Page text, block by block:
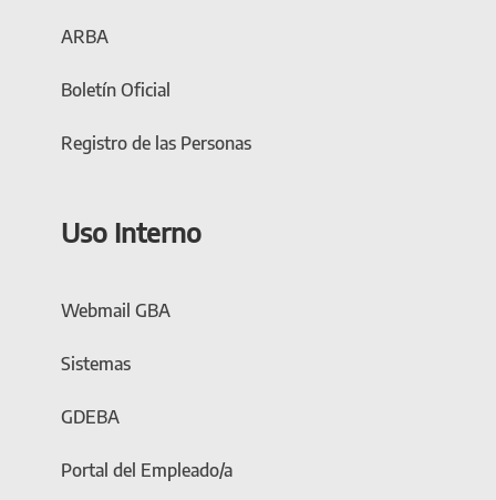
ARBA
Boletín Oficial
Registro de las Personas
Uso Interno
Webmail GBA
Sistemas
GDEBA
Portal del Empleado/a